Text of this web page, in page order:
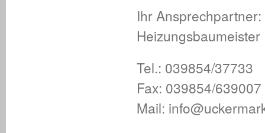
Ihr
Heizungsbaumeister
Tel.: 039854/37733
Fax: 039854/639007
Mail: